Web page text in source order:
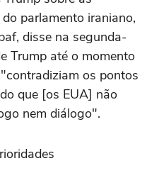
parlamento iraniano,
disse na segunda-
Trump até o momento
os pontos
que [os EUA] não
nem diálogo".